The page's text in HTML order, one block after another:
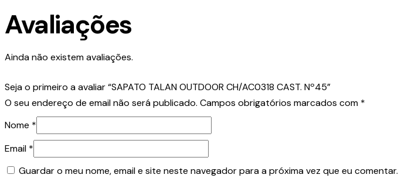
Avaliações
Ainda não existem avaliações.
Seja o primeiro a avaliar “SAPATO TALAN OUTDOOR CH/AC0318 CAST. Nº45”
O seu endereço de email não será publicado. Campos obrigatórios marcados com *
Nome *
Email *
Guardar o meu nome, email e site neste navegador para a próxima vez que eu comentar.